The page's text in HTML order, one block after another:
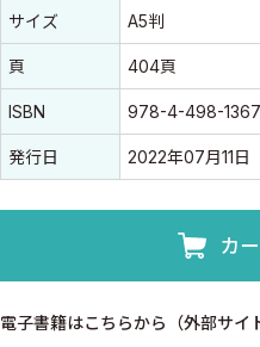
書誌情報
書誌情報
サイズ A5判
頁 404頁
ISBN 978-4-498-
発行日 2022年07月11日
カ
電子書籍はこちらから（外部サイ